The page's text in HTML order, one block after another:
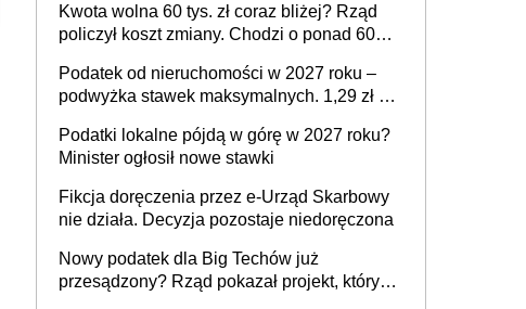
Kwota wolna 60 tys. zł coraz bliżej? Rząd
policzył koszt zmiany. Chodzi o ponad 60
Podatek od nieruchomości w 2027 roku –
podwyżka stawek maksymalnych. 1,29 zł za
budynków i lokali związanych z
prowadzeniem działalności gospodarczej
Podatki lokalne pójdą w górę w 2027 roku?
Minister ogłosił nowe stawki
Fikcja doręczenia przez e-Urząd Skarbowy
nie działa. Decyzja pozostaje niedoręczona
Nowy podatek dla Big Techów już
przesądzony? Rząd pokazał projekt, który